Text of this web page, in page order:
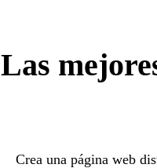
Las
Crea una página web